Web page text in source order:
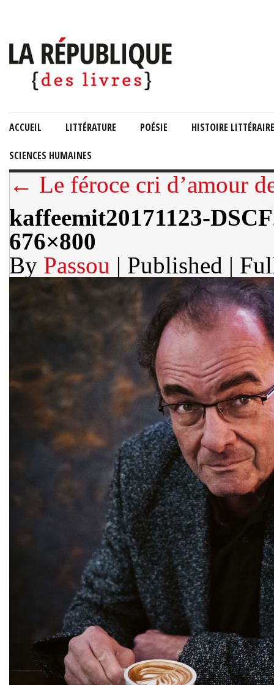
ACCUEIL LITTÉRATURE POÉSIE HISTOIRE LITTÉRAIRE
SCIENCES HUMAINES
← Le féroce cri d’amour
kaffeemit20171123-
676×800
By Passou | Published |